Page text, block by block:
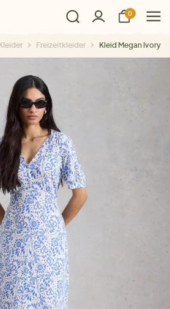
0
Freizeitkleider Kleid Megan Ivory